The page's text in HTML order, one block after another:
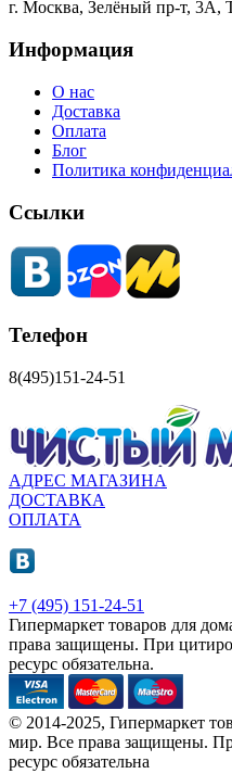
г. Москва, Зелёный пр-т,
Информация
О нас
Доставка
Оплата
Блог
Политика
Ссылки
Телефон
8(495)151-24-51
АДРЕС МАГАЗИНА
ДОСТАВКА
ОПЛАТА
+7 (495) 151-24-51
Гипермаркет товаров для
права защищены. При
ресурс обязательна.
© 2014-2025, Гипермаркет
мир. Все права защищены.
ресурс обязательна